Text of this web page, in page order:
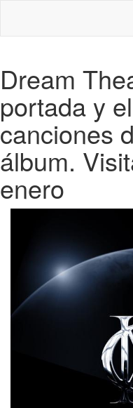
Dream
portada y
canciones
álbum.
enero